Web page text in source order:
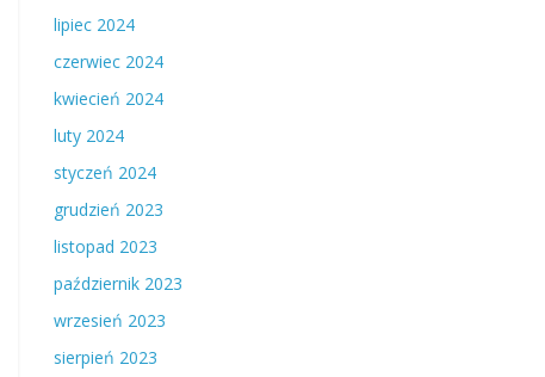
lipiec 2024
czerwiec 2024
kwiecień 2024
luty 2024
styczeń 2024
grudzień 2023
listopad 2023
październik 2023
wrzesień 2023
sierpień 2023